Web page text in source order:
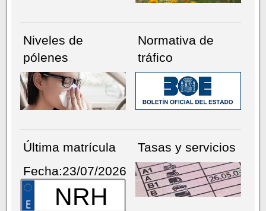
Niveles de
pólenes
Normativa de
tráfico
Última matrícula
Fecha:23/07/2026
NRH
Tasas y servicios